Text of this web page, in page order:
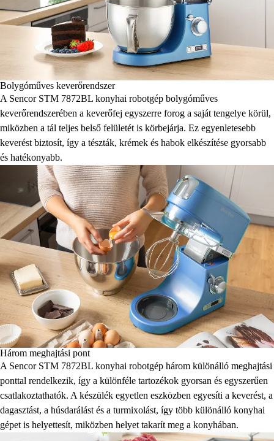
Bolygóműves keverőrendszer
A Sencor STM 7872BL konyhai robotgép bolygóműves
keverőrendszerében a keverőfej egyszerre forog a saját tengelye körül,
miközben a tál teljes belső felületét is körbejárja. Ez egyenletesebb
keverést biztosít, így a tészták, krémek és habok elkészítése gyorsabb
és hatékonyabb.
Három meghajtási pont
A Sencor STM 7872BL konyhai robotgép három különálló meghajtási
ponttal rendelkezik, így a különféle tartozékok gyorsan és egyszerűen
csatlakoztathatók. A készülék egyetlen eszközben egyesíti a keverést, a
dagasztást, a húsdarálást és a turmixolást, így több különálló konyhai
gépet is helyettesít, miközben helyet takarít meg a konyhában.